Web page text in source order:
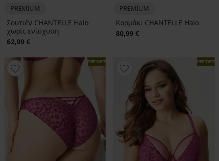
PREMIUM
Σουτιέν CHANTELLE Halo
χωρίς ενίσχυση
62,99 €
PREMIUM
Κορμάκι CHANTELLE Halo
80,99 €
ΠΕΡΙΟΡΙΣΜΕΝΑ